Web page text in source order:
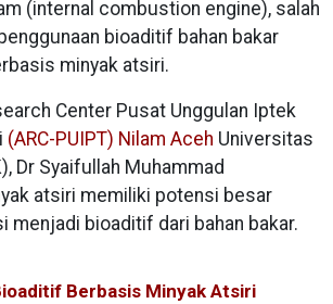
(internal combustion engine), salah
bioaditif bahan bakar
minyak atsiri.
Center Pusat Unggulan Iptek
(ARC-PUIPT) Nilam Aceh Universitas
Dr Syaifullah Muhammad
atsiri memiliki potensi besar
menjadi bioaditif dari bahan bakar.
Berbasis Minyak Atsiri